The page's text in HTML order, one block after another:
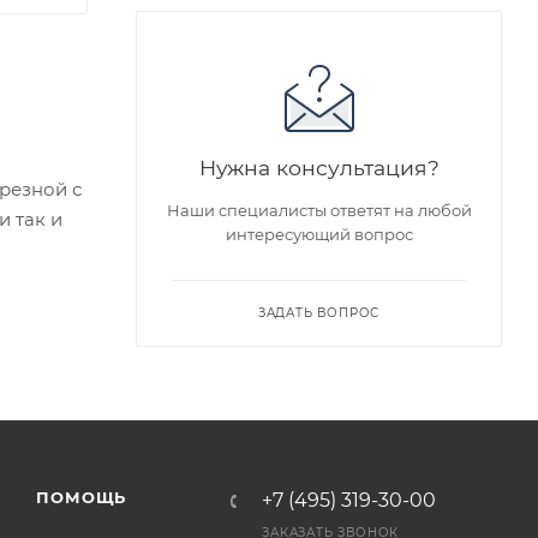
с
так и
Нужна консультация?
Наши специалисты ответят на любой
интересующий вопрос
ЗАДАТЬ ВОПРОС
ПОМОЩЬ +7 (495) 319-30-00
ЗАКАЗАТЬ ЗВОНОК